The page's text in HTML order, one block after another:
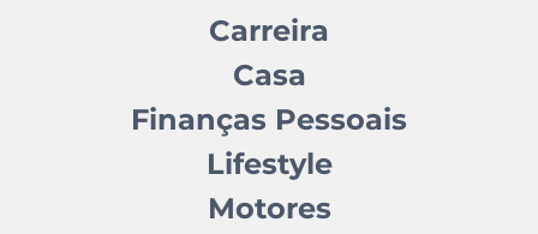
Carreira
Casa
Finanças Pessoais
Lifestyle
Motores